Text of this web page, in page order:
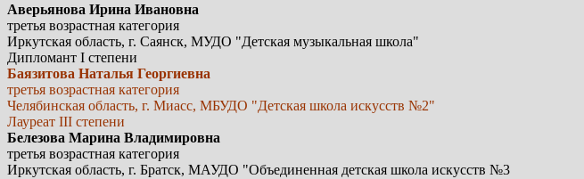
Аверьянова Ирина Ивановна
третья возрастная категория
Иркутская область, г. Саянск, МУДО "Детская музыкальная школа"
Дипломант I степени
Баязитова Наталья Георгиевна
третья возрастная категория
Челябинская область, г. Миасс, МБУДО "Детская школа искусств №2"
Лауреат III степени
Белезова Марина Владимировна
третья возрастная категория
Иркутская область, г. Братск, МАУДО "Объединенная детская школа искусств №3